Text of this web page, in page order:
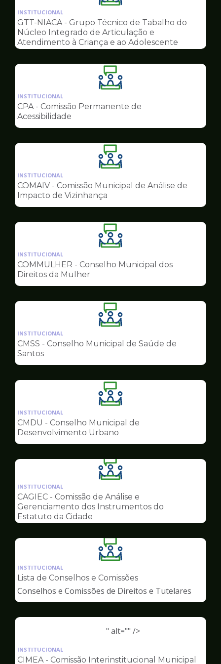
da
pagina
de
Conselhos
INSTITUCIONAL
GTT-NIACA - Grupo Técnico de Tabalho do
Núcleo Integrado de Articulação e
Atendimento à Criança e ao Adolescente
Ilustração
da
pagina
Conselhos
INSTITUCIONAL
CPA - Comissão Permanente de
Acessibilidade
Ilustração
da
pagina
Conselhos
INSTITUCIONAL
COMAIV - Comissão Municipal de Análise de
Impacto de Vizinhança
Ilustração
da
pagina
Conselhos
INSTITUCIONAL
COMMULHER - Conselho Municipal dos
Direitos da Mulher
Ilustração
da
pagina
Conselhos
INSTITUCIONAL
CMSS - Conselho Municipal de Saúde de
Santos
Ilustração
da
pagina
de
Conselhos
INSTITUCIONAL
CMDU - Conselho Municipal de
Desenvolvimento Urbano
Ilustração
da
pagina
de
INSTITUCIONAL
CAGIEC - Comissão de Análise e
Gerenciamento dos Instrumentos do
Estatuto da Cidade
Ilustração
da
pagina
de
Conselhos
INSTITUCIONAL
Lista de Conselhos e Comissões
Conselhos e Comissões de Direitos e Tutelares
" alt="" />
Ilustração
pagina
INSTITUCIONAL
CIMEA - Comissão Interinstitucional Municipal